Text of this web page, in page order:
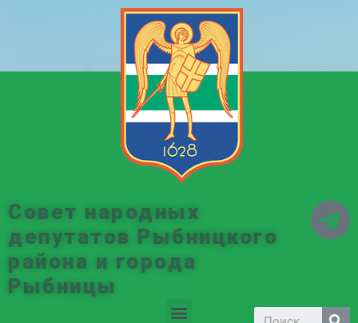
Совет народных
депутатов Рыбницкого
района и города
Рыбницы